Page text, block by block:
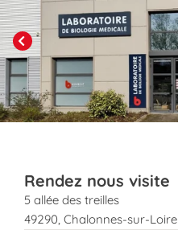
Previous
Next
Rendez nous visite
5 allée des treilles
49290, Chalonnes-sur-Loire